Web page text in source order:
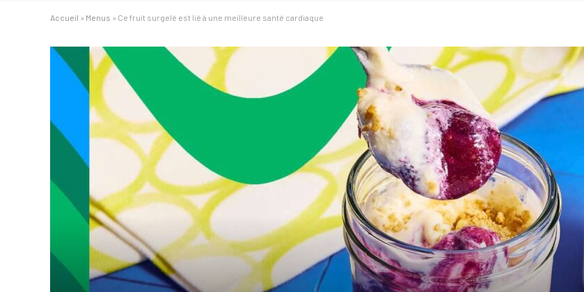
Accueil » Menus » Ce fruit surgelé est lié à une meilleure santé cardiaque